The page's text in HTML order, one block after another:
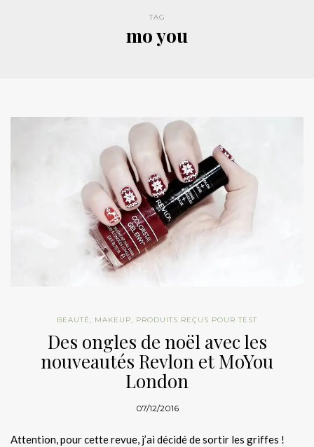
TAG
mo you
BEAUTÉ, MAKEUP, PRODUITS REÇUS POUR TEST
Des ongles de noël avec les
nouveautés Revlon et MoYou
London
07/12/2016
Attention, pour cette revue, j’ai décidé de sortir les griffes !